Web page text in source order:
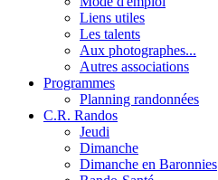
Liens utiles
Les talents
Aux photographes...
Autres associations
Programmes
Planning randonnées
C.R. Randos
Jeudi
Dimanche
Dimanche en Baronnies